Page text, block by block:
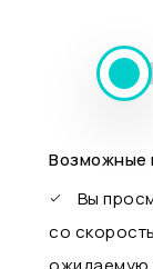
Возможные
Вы
со